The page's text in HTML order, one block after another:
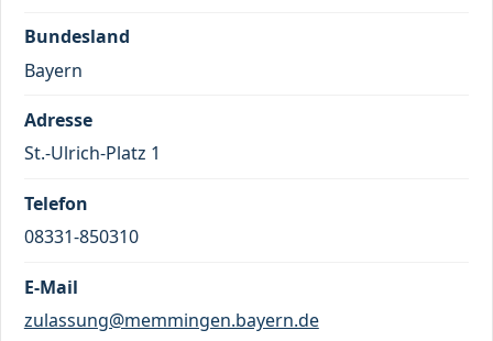
Bundesland
Bayern
Adresse
St.-Ulrich-Platz 1
Telefon
08331-850310
E-Mail
zulassung@memmingen.bayern.de